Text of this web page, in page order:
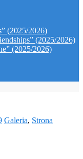
(2025/2026)
(2025/2026)
(2025/2026)
Galeria, Strona